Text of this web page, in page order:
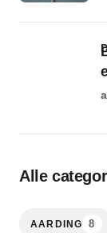
Alle
AARDING 8